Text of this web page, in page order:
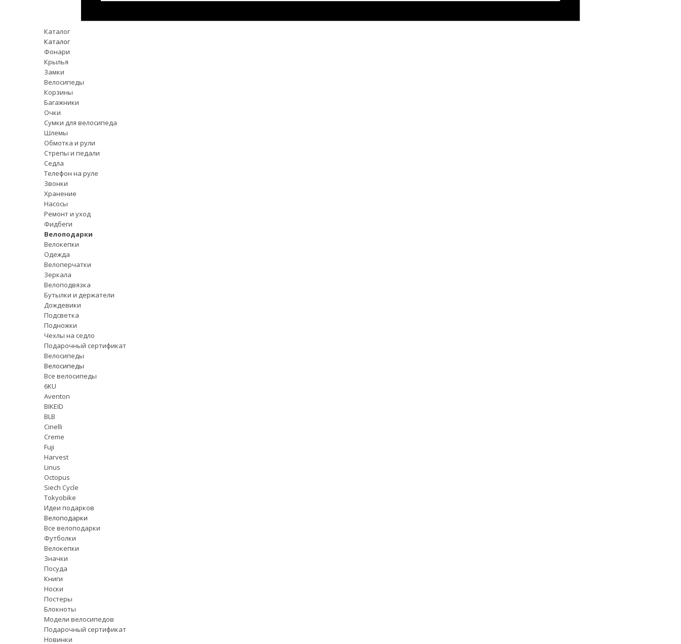
Каталог
Каталог
Фонари
Крылья
Замки
Велосипеды
Корзины
Багажники
Очки
Сумки для велосипеда
Шлемы
Обмотка и рули
Стрепы и педали
Седла
Телефон на руле
Звонки
Хранение
Насосы
Ремонт и уход
Фидбеги
Велоподарки
Велокепки
Одежда
Велоперчатки
Зеркала
Велоподвязка
Бутылки и держатели
Дождевики
Подсветка
Подножки
Чехлы на седло
Подарочный сертификат
Велосипеды
Велосипеды
Все велосипеды
6KU
Aventon
BIKEID
BLB
Cinelli
Creme
Fuji
Harvest
Linus
Octopus
Siech Cycle
Tokyobike
Идеи подарков
Велоподарки
Все велоподарки
Футболки
Велокепки
Значки
Посуда
Книги
Носки
Постеры
Блокноты
Модели велосипедов
Подарочный сертификат
Новинки